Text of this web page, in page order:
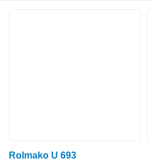
Rolmako U 693